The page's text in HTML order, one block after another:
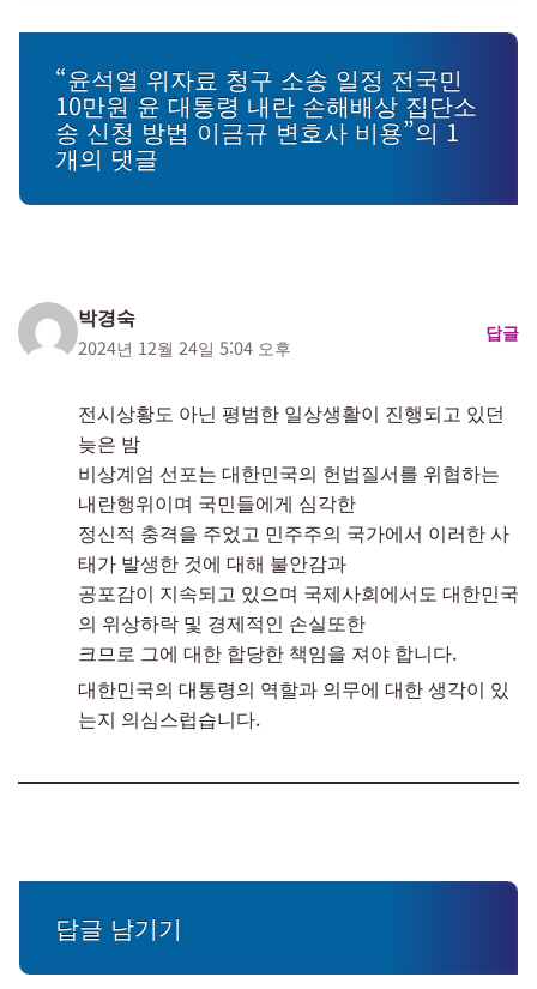
“윤석열 위자료 청구 소송 일정 전국민
10만원 윤 대통령 내란 손해배상 집단소
송 신청 방법 이금규 변호사 비용”의 1
개의 댓글
박경숙
2024년 12월 24일 5:04 오후
답글
전시상황도 아닌 평범한 일상생활이 진행되고 있던
늦은 밤
비상계엄 선포는 대한민국의 헌법질서를 위협하는
내란행위이며 국민들에게 심각한
정신적 충격을 주었고 민주주의 국가에서 이러한 사
태가 발생한 것에 대해 불안감과
공포감이 지속되고 있으며 국제사회에서도 대한민국
의 위상하락 및 경제적인 손실또한
크므로 그에 대한 합당한 책임을 져야 합니다.
대한민국의 대통령의 역할과 의무에 대한 생각이 있
는지 의심스럽습니다.
답글 남기기